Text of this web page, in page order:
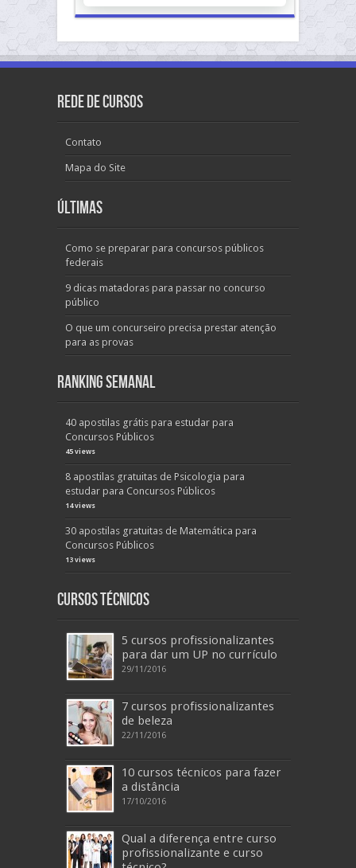
Rede de Cursos
Contato
Mapa do Site
Últimas
Como se preparar para concursos públicos
federais
9 dicas matadoras para passar no concurso
público
O que um concurseiro precisa prestar atenção
para as provas
Ranking Semanal
40 apostilas grátis para estudar para
Concursos Públicos
45 views
8 apostilas gratuitas de Psicologia para
estudar para Concursos Públicos
14 views
30 apostilas gratuitas de Matemática para
Concursos Públicos
13 views
Cursos Técnicos
5 cursos profissionalizantes
para dar um UP no currículo
29/11/2016
7 cursos profissionalizantes
de beleza
22/11/2016
10 cursos técnicos para fazer
a distância
17/10/2016
Qual a diferença entre curso
profissionalizante e curso